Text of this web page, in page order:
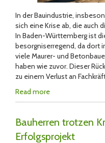
In der Bauindustrie,
sich eine Krise ab, die auch
In Baden-Württemberg ist
besorgniserregend, da dort
viele Maurer- und
haben wie zuvor. Dieser
zu einem Verlust an
Read more
Bauherren trotzen
Erfolgsprojekt